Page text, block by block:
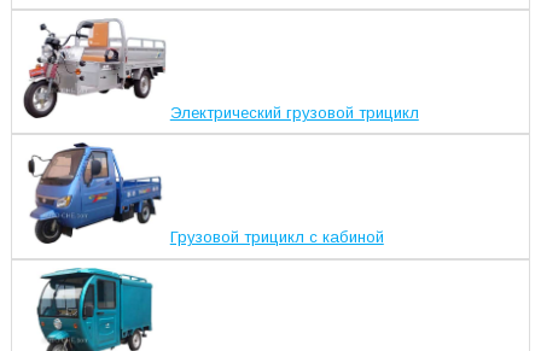
Электрический грузовой трицикл
Грузовой трицикл с кабиной